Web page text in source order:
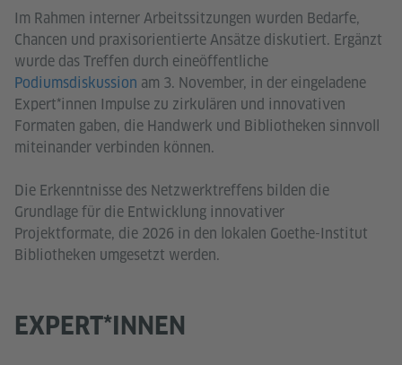
Im Rahmen interner Arbeitssitzungen wurden Bedarfe,
Chancen und praxisorientierte Ansätze diskutiert. Ergänzt
wurde das Treffen durch eineöffentliche
Podiumsdiskussion am 3. November, in der eingeladene
Expert*innen Impulse zu zirkulären und innovativen
Formaten gaben, die Handwerk und Bibliotheken sinnvoll
miteinander verbinden können.
Die Erkenntnisse des Netzwerktreffens bilden die
Grundlage für die Entwicklung innovativer
Projektformate, die 2026 in den lokalen Goethe-Institut
Bibliotheken umgesetzt werden.
EXPERT*INNEN